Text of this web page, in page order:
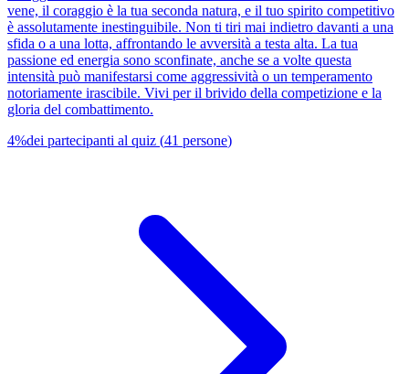
vene, il coraggio è la tua seconda natura, e il tuo spirito competitivo
è assolutamente inestinguibile. Non ti tiri mai indietro davanti a una
sfida o a una lotta, affrontando le avversità a testa alta. La tua
passione ed energia sono sconfinate, anche se a volte questa
intensità può manifestarsi come aggressività o un temperamento
notoriamente irascibile. Vivi per il brivido della competizione e la
gloria del combattimento.
4%dei partecipanti al quiz (41 persone)